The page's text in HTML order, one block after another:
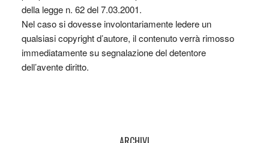
della legge n. 62 del 7.03.2001.
Nel caso si dovesse involontariamente ledere un
qualsiasi copyright d’autore, il contenuto verrà rimosso
immediatamente su segnalazione del detentore
dell’avente diritto.